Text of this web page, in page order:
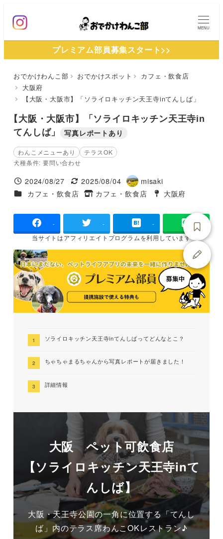
ン
MENU
プレミアム部員募集スタート>>
おでかけわんこ部 おでかけスポット
カフェ・飲食店
大阪府
【大阪・大阪市】「ソライロキッチン天王寺inてんしば」
【大阪・大阪市】「ソライロキッチン天王寺in
てんしば」
写真レポートあり
わんこメニューあり
テラスOK
犬種条件: 要問い合わせ
投稿日
2024/08/27
更新日
2025/08/04
著
者
misaki
施設ジャンル
カフェ・飲食店
タグ
カフェ・飲食店
タグ
大阪府
- - -
当サイトはアフィリエイトプログラムを利用しています
ソライロキッチン天王寺inてんしばってどんなとこ？
ちゃちゃまるちゃんから写真レポートが届きました！
詳細情報
大阪 ペット可飲食店
【ソライロキッチン天王寺inて
んしば】
大阪・天王寺公園の一角に位置する「てんし
ば」内のテラス席わんこOKレストラン♪